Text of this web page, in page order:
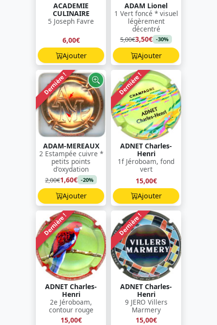
ACADEMIE
CULINAIRE
5 Joseph Favre
6,00€
Ajouter
ADAM Lionel
1 Vert foncé * visuel
légèrement
décentré
5,00€3,50€ -30%
Ajouter
Dernière !
ADAM-MEREAUX
2 Estampée cuivre *
petits points
d'oxydation
2,00€1,60€ -20%
Ajouter
Dernière !
ADNET Charles-
Henri
1f Jéroboam, fond
vert
15,00€
Ajouter
Dernière !
ADNET Charles-
Henri
2e Jéroboam,
contour rouge
15,00€
Dernière !
ADNET Charles-
Henri
9 JERO Villers
Marmery
15,00€